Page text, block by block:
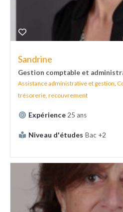
Sandrine
Gestion comptable et
Assistance administrative et gestion
trésorerie, recouvrement
Expérience 25 ans
Niveau d'études Bac +2